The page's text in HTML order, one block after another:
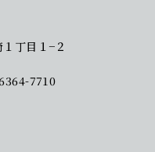
丁目１−２
7710